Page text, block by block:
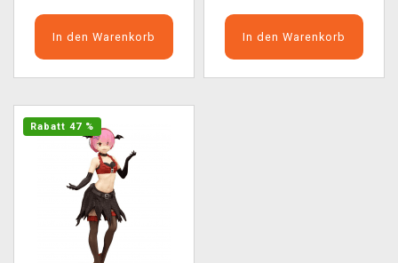
In den Warenkorb In den Warenkorb
Rabatt 47 %